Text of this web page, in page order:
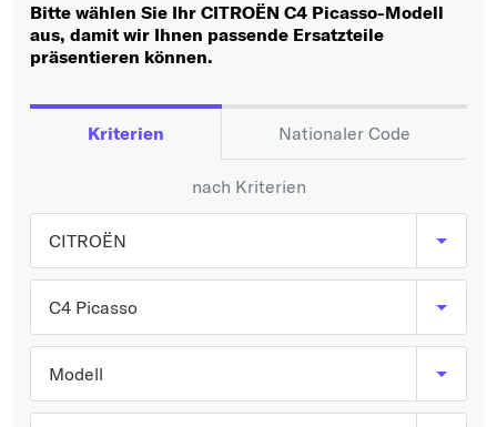
Oder
Oder Fahrzeugauswahl nach Kriterien:
Hersteller wählen
Typ wählen
Bitte wählen Sie Ihr CITROËN C4 Picasso-Modell
aus, damit wir Ihnen passende Ersatzteile
präsentieren können.
Kriterien Nationaler Code
nach Kriterien
CITROËN
C4 Picasso
Modell